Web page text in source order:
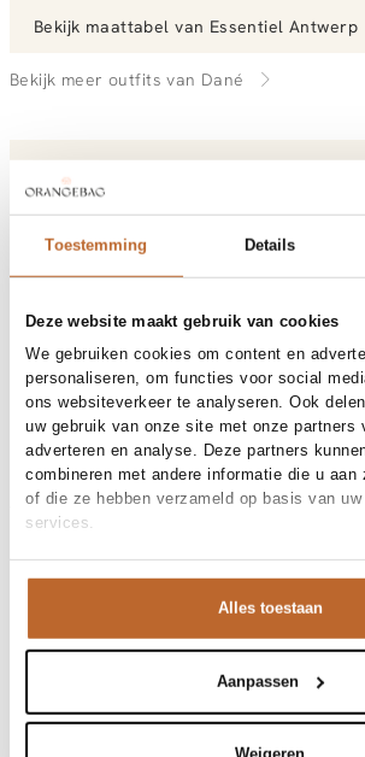
Toestemming Details
Deze website maakt gebruik van cookies
We gebruiken cookies om content en
personaliseren, om functies voor social
ons websiteverkeer te analyseren. Ook
uw gebruik van onze site met onze partners
adverteren en analyse. Deze partners
combineren met andere informatie die u
of die ze hebben verzameld op basis van
services.
Alles toestaan
Aanpassen
Bekijk maattabel van Essentiel Antwerp
Bekijk meer outfits van Dané
Vandaag besteld, morgen gratis in
Gratis bezorging vanaf €99
30 dagen bedenktijd
Materiaal en verzorging
Materiaal
Katoen
Reiniging
Hand wash
Maat en pasvorm
Maatadvies
Deze maat
Pasvorm
Losvallend
Productdetails
Merk
Essentiel
Merk-artikelnummer
Productnaam
Variantnummer
BG05
Variantnaam
Bottle Green
00036581
Patroon
Effen
Festival,
Kangoo, katoenen T-shirt met pailletten
Verzenden en retour
Bij Orangebag ontvang je gratis
bestellingen worden verzonden met een
zodat je jouw pakket altijd kunt volgen.
verzonden!
Heb je vragen over onze producten of
het plaatsen van een bestelling? Onze
Shop the look
Bij ons is deze top van Essentiel
de schitterende pailletten op de